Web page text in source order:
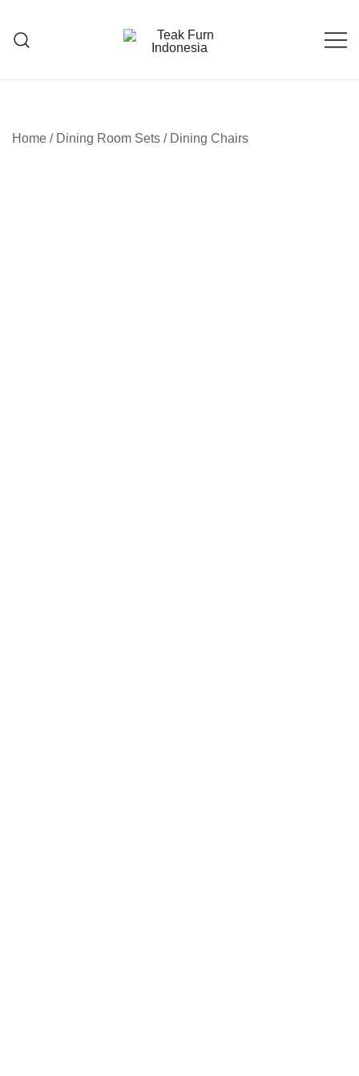
Home / Dining Room Sets / Dining Chairs